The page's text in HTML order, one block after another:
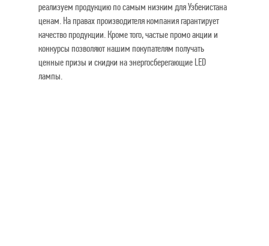
реализуем продукцию по самым низким для Узбекистана
ценам. На правах производителя компания гарантирует
качество продукции. Кроме того, частые промо акции и
конкурсы позволяют нашим покупателям получать
ценные призы и скидки на энергосберегающие LED
лампы.